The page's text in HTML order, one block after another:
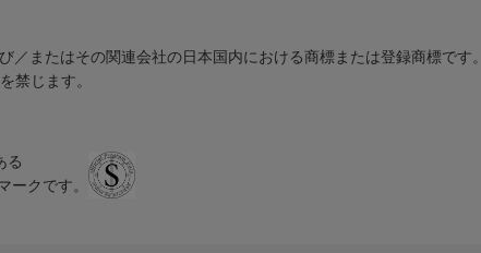
またはその関連会社の日本国内における商標または登録商標です。
禁じます。
る
ークです。